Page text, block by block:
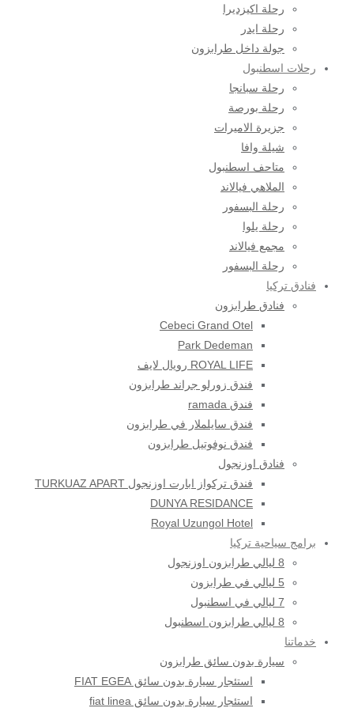
رحلة اكيزديرا
رحلة ايدر
جولة داخل طرابزون
رحلات اسطنبول
رحلة سبانجا
رحلة بورصة
جزيرة الاميرات
شيلة وافا
متاحف اسطنبول
الملاهي فيالاند
رحلة البسفور
رحلة يلوا
مجمع فيالاند
رحلة البسفور
فنادق تركيا
فنادق طرابزون
Cebeci Grand Otel
Park Dedeman
ROYAL LIFE رويال لايف
فندق زورلو جراند طرابزون
فندق ramada
فندق سايلملار في طرابزون
فندق نوفوتيل طرابزون
فنادق اوزنجول
فندق تركواز ابارت اوزنجول TURKUAZ APART
DUNYA RESIDANCE
Royal Uzungol Hotel
برامج سياحية تركيا
8 ليالي طرابزون اوزنجول
5 ليالي في طرابزون
7 ليالي في اسطنبول
8 ليالي طرابزون اسطنبول
خدماتنا
سيارة بدون سائق طرابزون
استئجار سيارة بدون سائق FIAT EGEA
استئجار سيارة بدون سائق fiat linea